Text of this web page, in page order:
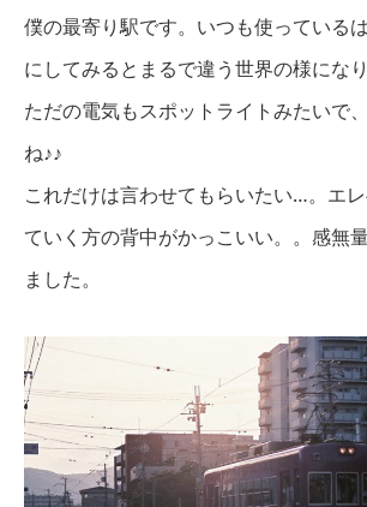
僕の最寄り駅です。いつも使っている
にしてみるとまるで違う世界の様にな
ただの電気もスポットライトみたいで
ね♪♪
これだけは言わせてもらいたい…。エ
ていく方の背中がかっこいい。。感無
ました。